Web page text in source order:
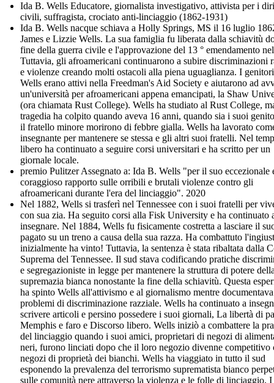
Ida B. Wells Educatore, giornalista investigativo, attivista per i
civili, suffragista, crociato anti-linciaggio (1862-1931)
Ida B. Wells nacque schiava a Holly Springs, MS il 16 luglio
James e Lizzie Wells. La sua famiglia fu liberata dalla schiavitù
fine della guerra civile e l'approvazione del 13 ° emendamento
Tuttavia, gli afroamericani continuarono a subire discriminazioni
e violenze creando molti ostacoli alla piena uguaglianza. I
Wells erano attivi nella Freedman's Aid Society e aiutarono ad
un'università per afroamericani appena emancipati, la Shaw
(ora chiamata Rust College). Wells ha studiato al Rust College,
tragedia ha colpito quando aveva 16 anni, quando sia i suoi
il fratello minore morirono di febbre gialla. Wells ha lavorato
insegnante per mantenere se stessa e gli altri suoi fratelli. Nel
libero ha continuato a seguire corsi universitari e ha scritto per un
giornale locale.
premio Pulitzer Assegnato a: Ida B. Wells "per il suo eccezionale
coraggioso rapporto sulle orribili e brutali violenze contro gli
afroamericani durante l'era del linciaggio". 2020
Nel 1882, Wells si trasferì nel Tennessee con i suoi fratelli per
con sua zia. Ha seguito corsi alla Fisk University e ha continuato
insegnare. Nel 1884, Wells fu fisicamente costretta a lasciare il
pagato su un treno a causa della sua razza. Ha combattuto
inizialmente ha vinto! Tuttavia, la sentenza è stata ribaltata dalla
Suprema del Tennessee. Il sud stava codificando pratiche
e segregazioniste in legge per mantenere la struttura di potere
supremazia bianca nonostante la fine della schiavitù. Questa
ha spinto Wells all'attivismo e al giornalismo mentre
problemi di discriminazione razziale. Wells ha continuato a
scrivere articoli e persino possedere i suoi giornali, La libertà di
Memphis e faro e Discorso libero. Wells iniziò a combattere la
del linciaggio quando i suoi amici, proprietari di negozi di
neri, furono linciati dopo che il loro negozio divenne competitivo
negozi di proprietà dei bianchi. Wells ha viaggiato in tutto il sud
esponendo la prevalenza del terrorismo suprematista bianco
sulle comunità nere attraverso la violenza e le folle di linciaggio. I